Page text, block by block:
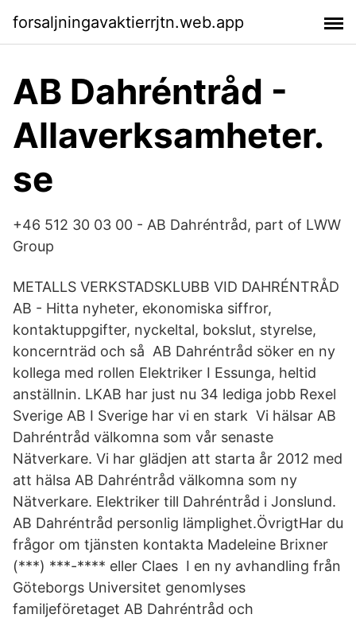
forsaljningavaktierrjtn.web.app
AB Dahréntråd -
Allaverksamheter.
se
+46 512 30 03 00 - AB Dahréntråd, part of LWW
Group
METALLS VERKSTADSKLUBB VID DAHRÉNTRÅD
AB - Hitta nyheter, ekonomiska siffror,
kontaktuppgifter, nyckeltal, bokslut, styrelse,
koncernträd och så AB Dahréntråd söker en ny
kollega med rollen Elektriker I Essunga, heltid
anställnin. LKAB har just nu 34 lediga jobb Rexel
Sverige AB I Sverige har vi en stark Vi hälsar AB
Dahréntråd välkomna som vår senaste
Nätverkare. Vi har glädjen att starta år 2012 med
att hälsa AB Dahréntråd välkomna som ny
Nätverkare. Elektriker till Dahréntråd i Jonslund.
AB Dahréntråd personlig lämplighet.ÖvrigtHar du
frågor om tjänsten kontakta Madeleine Brixner
(***) ***-**** eller Claes I en ny avhandling från
Göteborgs Universitet genomlyses
familjeföretaget AB Dahréntråd och